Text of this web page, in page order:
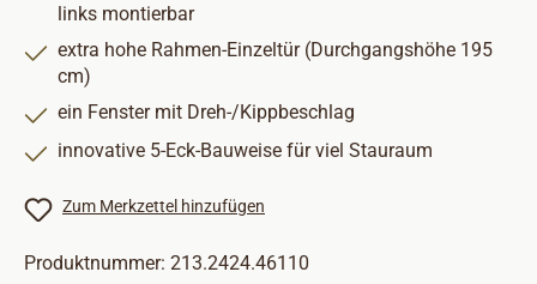
links montierbar
extra hohe Rahmen-Einzeltür (Durchgangshöhe 195
cm)
ein Fenster mit Dreh-/Kippbeschlag
innovative 5-Eck-Bauweise für viel Stauraum
Zum Merkzettel hinzufügen
Produktnummer: 213.2424.46110